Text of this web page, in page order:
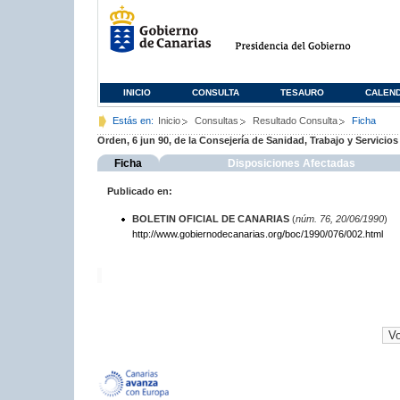
INICIO CONSULTA TESAURO
Estás en: Inicio Consultas Resultado Consulta
Ficha
Orden, 6 jun 90, de la Consejería de Sanidad, Trabajo y
Ficha Disposiciones Afectadas
Publicado en:
BOLETIN OFICIAL DE CANARIAS(núm. 76, 20/06/1990)
http://www.gobiernodecanarias.org/boc/1990/076/002.html